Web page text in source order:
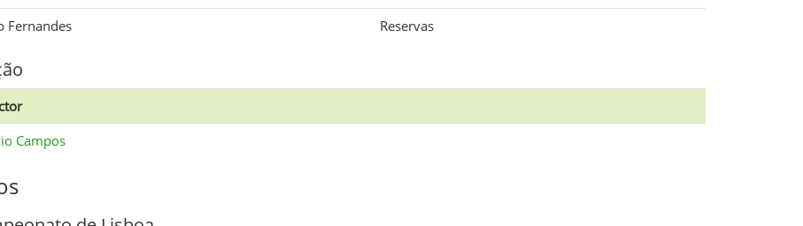
Fernandes
Reservas
Campos